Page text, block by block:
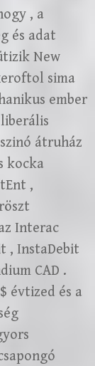
, a
és adat
New
sima
ember
átruház
kocka
,
Interac
, InstaDebit
CAD .
évtized és a